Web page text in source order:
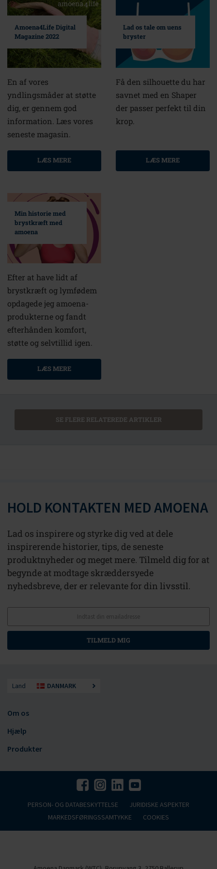
Amoena4Life Digital
Magazine 2022
En af vores
yndlingsmåder at støtte
dig, er gennem god
information. Læs vores
seneste magasin.
LÆS MERE
Lad os tale om uens
bryster
Få den silhouette du har
savnet med en Shaper
der passer perfekt til din
krop.
LÆS MERE
Min historie med
brystkræft med
amoena
Efter at have lidt af
brystkræft og lymfødem
opdagede jeg amoena-
produkterne og fandt
efterhånden komfort,
støtte og selvtillid igen.
LÆS MERE
SE FLERE RELATEREDE ARTIKLER
HOLD KONTAKTEN MED AMOENA
Lad os inspirere og styrke dig ved at dele
inspirerende historier, tips, de seneste
produktnyheder og meget mere. Tilmeld dig for at
begynde at modtage skræddersyede
nyhedsbreve, der er relevante for din livsstil.
TILMELD MIG
Land DANMARK
Om os
Hjælp
Produkter
PERSON- OG DATABESKYTTELSE
JURIDISKE ASPEKTER
MARKEDSFØRINGSSAMTYKKE
COOKIES